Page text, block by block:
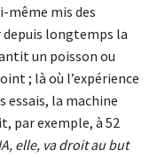
même mis des
longtemps la
un poisson ou
; là où l’expérience
essais, la machine
par exemple, à 52
elle, va droit au but